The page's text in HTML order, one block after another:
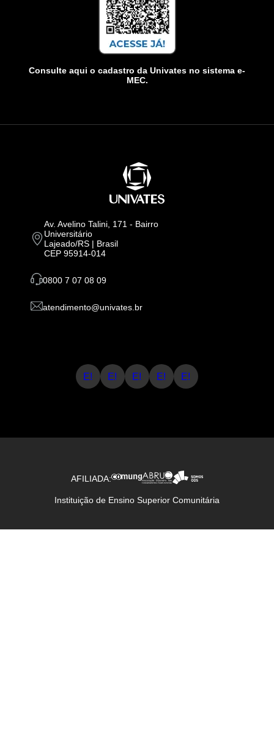
Consulte aqui o cadastro da Univates no sistema e-
MEC.
Av. Avelino Talini, 171 - Bairro
Universitário
Lajeado/RS | Brasil
CEP 95914-014
0800 7 07 08 09
atendimento@univates.br
E! E! E! E! E!
AFILIADA:
Instituição de Ensino Superior Comunitária